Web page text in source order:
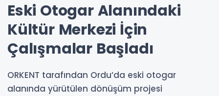
Eski Otogar Alanındaki
Kültür Merkezi İçin
Çalışmalar Başladı
ORKENT tarafından Ordu’da eski otogar
alanında yürütülen dönüşüm projesi